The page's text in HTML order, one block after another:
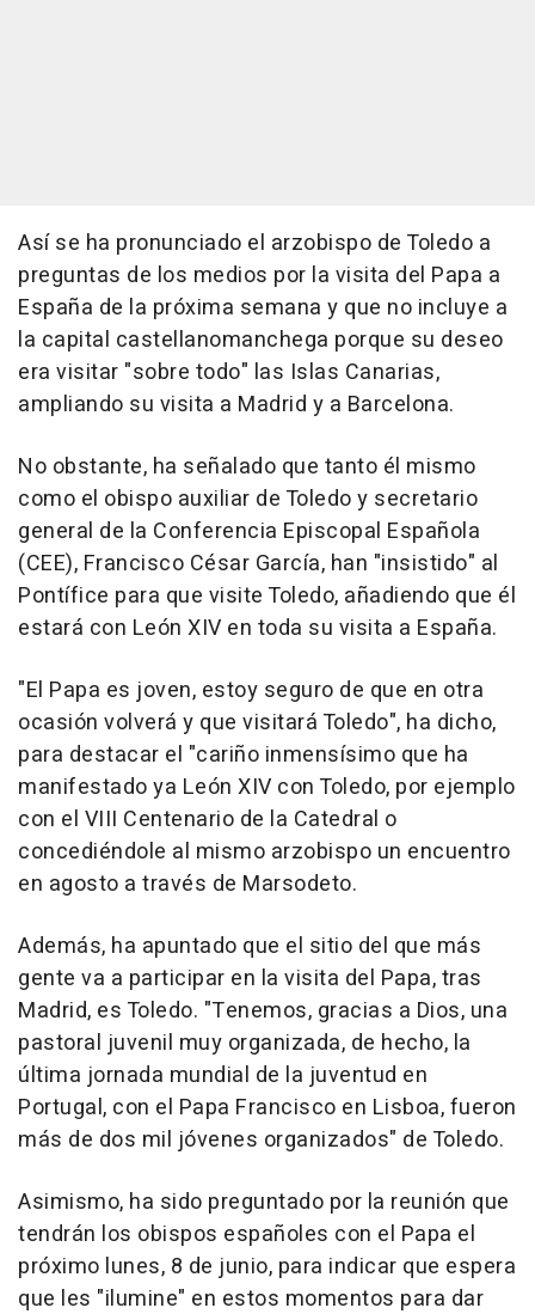
Así se ha pronunciado el arzobispo de Toledo a
preguntas de los medios por la visita del Papa a
España de la próxima semana y que no incluye a
la capital castellanomanchega porque su deseo
era visitar "sobre todo" las Islas Canarias,
ampliando su visita a Madrid y a Barcelona.
No obstante, ha señalado que tanto él mismo
como el obispo auxiliar de Toledo y secretario
general de la Conferencia Episcopal Española
(CEE), Francisco César García, han "insistido" al
Pontífice para que visite Toledo, añadiendo que él
estará con León XIV en toda su visita a España.
"El Papa es joven, estoy seguro de que en otra
ocasión volverá y que visitará Toledo", ha dicho,
para destacar el "cariño inmensísimo que ha
manifestado ya León XIV con Toledo, por ejemplo
con el VIII Centenario de la Catedral o
concediéndole al mismo arzobispo un encuentro
en agosto a través de Marsodeto.
Además, ha apuntado que el sitio del que más
gente va a participar en la visita del Papa, tras
Madrid, es Toledo. "Tenemos, gracias a Dios, una
pastoral juvenil muy organizada, de hecho, la
última jornada mundial de la juventud en
Portugal, con el Papa Francisco en Lisboa, fueron
más de dos mil jóvenes organizados" de Toledo.
Asimismo, ha sido preguntado por la reunión que
tendrán los obispos españoles con el Papa el
próximo lunes, 8 de junio, para indicar que espera
que les "ilumine" en estos momentos para dar